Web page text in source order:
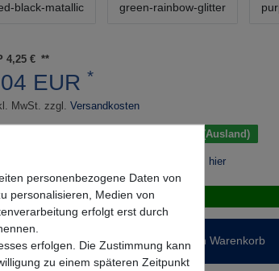
black-matallic green-rainbow-glitter
4,25 €
EUR *
MwSt. zzgl. Versandkosten
1-3 Tage (Deutschland); 3-7 Tage (Ausland)
zur Berechnung des Liefertermins hier
als 5 Stück verfügbar
In den Warenkorb
personenbezogene Daten von
personalisieren, Medien von
erfolgt erst durch
erfolgen. Die Zustimmung kann
zu einem späteren Zeitpunkt